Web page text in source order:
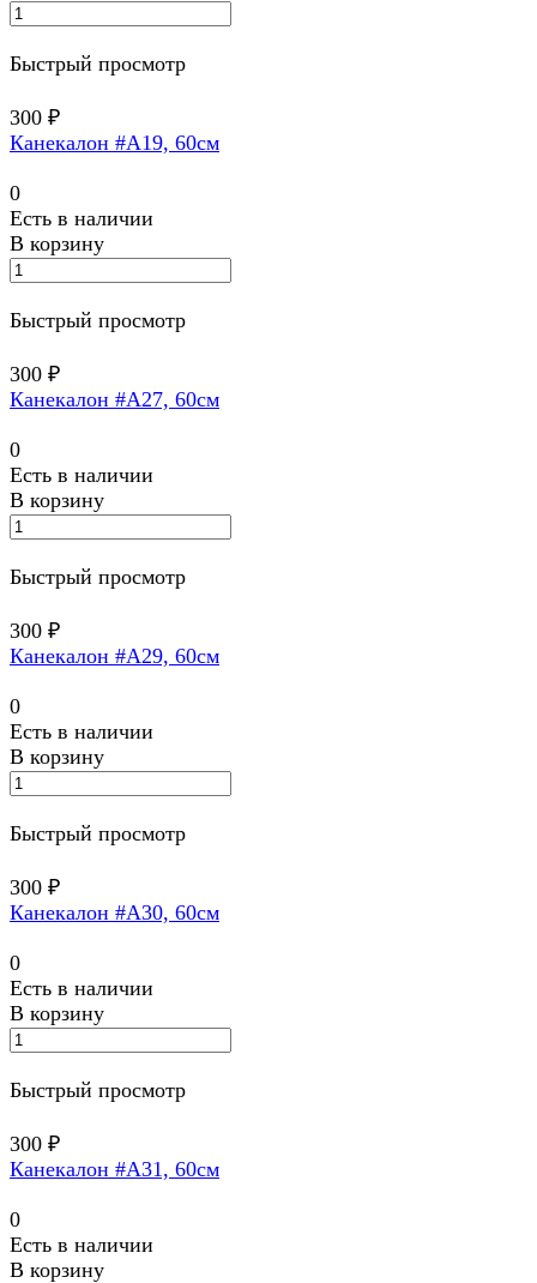
Быстрый просмотр
300 ₽
Канекалон #A19, 60см
0
Есть в наличии
В корзину
Быстрый просмотр
300 ₽
Канекалон #A27, 60см
0
Есть в наличии
В корзину
Быстрый просмотр
300 ₽
Канекалон #A29, 60см
0
Есть в наличии
В корзину
Быстрый просмотр
300 ₽
Канекалон #A30, 60см
0
Есть в наличии
В корзину
Быстрый просмотр
300 ₽
Канекалон #A31, 60см
0
Есть в наличии
В корзину